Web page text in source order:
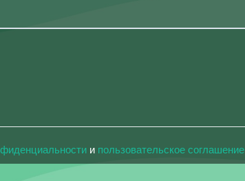
и пользовательское соглашение